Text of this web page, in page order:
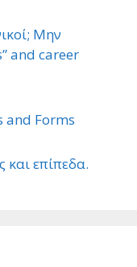
Μην
and career
and Forms
και επίπεδα.